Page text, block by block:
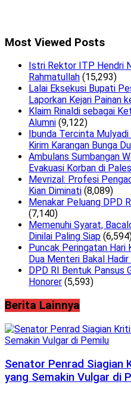
Most Viewed Posts
Istri Rektor ITP Hendri
Rahmatullah (15,293)
Lalai Eksekusi Bupati
Laporkan Kejari Painan
Klaim Rinaldi sebagai
Alumni (9,122)
Ibunda Tercinta
Kirim Karangan Bunga
Ambulans Sumbangan
Evakuasi Korban di
Mevrizal: Profesi
Kian Diminati (8,089)
Menakar Peluang DPD
(7,140)
Memenuhi Syarat,
Dinilai Paling Siap
Puncak Peringatan Hari
Dua Menteri Bakal
DPD RI Bentuk Pansus
Honorer (5,593)
Berita Lainnya
Senator Penrad Siagian
yang Semakin Vulgar di